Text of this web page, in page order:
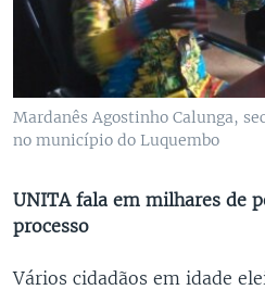
Mardanês Agostinho Calunga,
no município do Luquembo
UNITA fala em milhares de
processo
Vários cidadãos em idade